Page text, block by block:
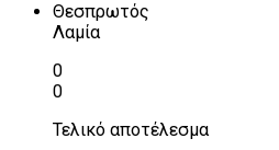
Θεσπρωτός
Λαμία
0
0
Τελικό αποτέλεσμα